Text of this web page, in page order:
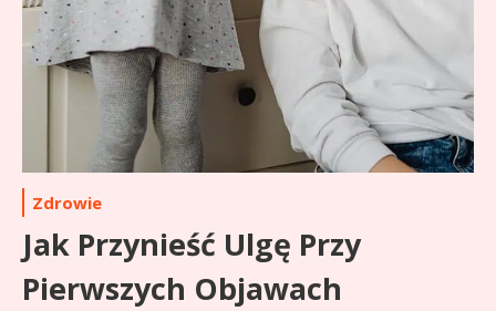
Zdrowie
Jak Przynieść Ulgę Przy
Pierwszych Objawach